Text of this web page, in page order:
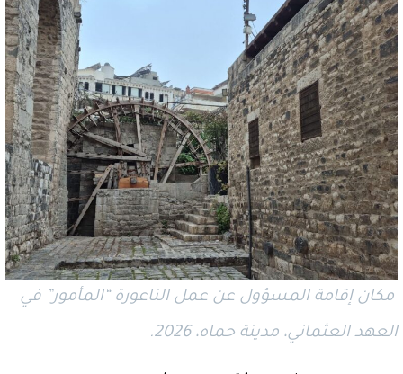
مكان إقامة المسؤول عن عمل الناعورة “المأمور” في
العهد العثماني، مدينة حماه، 2026.